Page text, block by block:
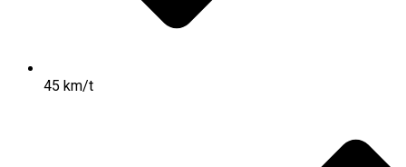
45 km/t